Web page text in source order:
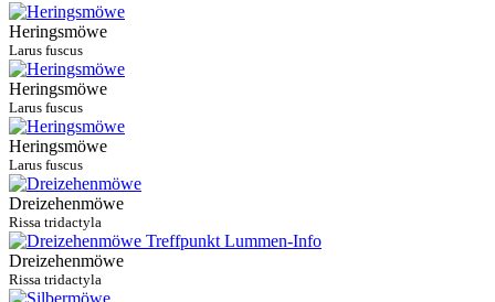
Heringsmöwe
Larus fuscus
Heringsmöwe
Larus fuscus
Heringsmöwe
Larus fuscus
Dreizehenmöwe
Rissa tridactyla
Dreizehenmöwe
Rissa tridactyla